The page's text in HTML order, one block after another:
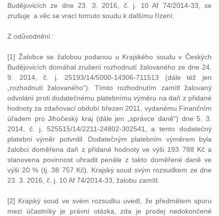
Budějovicích ze dne 23. 3. 2016, č. j. 10 Af 74/2014-33, se
zrušuje a věc se vrací tomuto soudu k dalšímu řízení.
Z odůvodnění :
[1] Žalobce se žalobou podanou u Krajského soudu v Českých
Budějovicích domáhal zrušení rozhodnutí žalovaného ze dne 24.
9. 2014, č. j. 25193/14/5000-14306-711513 (dále též jen
„rozhodnutí žalovaného“). Tímto rozhodnutím zamítl žalovaný
odvolání proti dodatečnému platebnímu výměru na daň z přidané
hodnoty za zdaňovací období březen 2011, vydanému Finančním
úřadem pro Jihočeský kraj (dále jen „správce daně“) dne 5. 3.
2014, č. j. 525515/14/2211-24802-302541, a tento dodatečný
platební výměr potvrdil. Dodatečným platebním výměrem byla
žalobci doměřena daň z přidané hodnoty ve výši 193 788 Kč a
stanovena povinnost uhradit penále z takto doměřené daně ve
výši 20 % (tj. 38 757 Kč). Krajský soud svým rozsudkem ze dne
23. 3. 2016, č. j. 10 Af 74/2014-33, žalobu zamítl.
[2] Krajský soud ve svém rozsudku uvedl, že předmětem sporu
mezi účastníky je právní otázka, zda je prodej nedokončené